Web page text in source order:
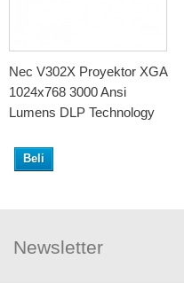
Nec V302X Proyektor XGA
1024x768 3000 Ansi
Lumens DLP Technology
Beli
Newsletter